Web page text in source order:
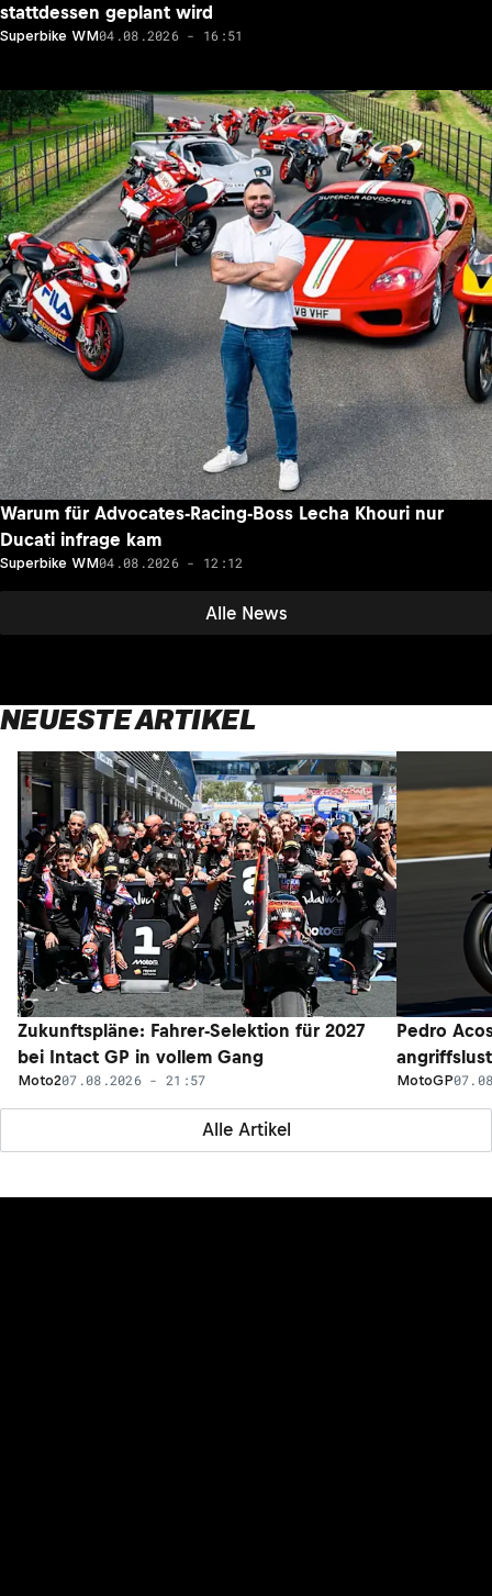
Alle News
stattdessen geplant wird
Superbike WM04.08.2026 - 16:51
Warum für Advocates-Racing-Boss Lecha Khouri nur
Ducati infrage kam
Superbike WM04.08.2026 - 12:12
NEUESTE ARTIKEL
Alle Artikel
Zukunftspläne: Fahrer-Selektion für 2027
bei Intact GP in vollem Gang
Moto207.08.2026 - 21:57
Pedro
MotoGP